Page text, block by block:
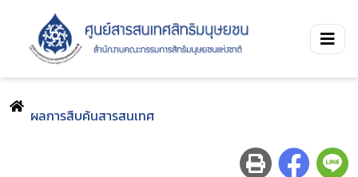
ผลการสืบค้นสารสนเทศ